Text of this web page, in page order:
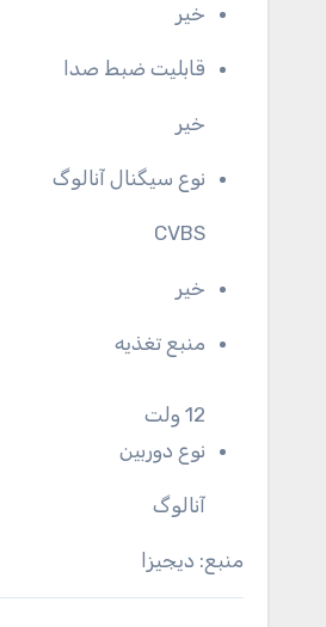
خیر
قابلیت ضبط صدا
خیر
نوع سیگنال آنالوگ
CVBS
خیر
منبع تغذیه
12 ولت
نوع دوربین
آنالوگ
منبع: دیجیزا